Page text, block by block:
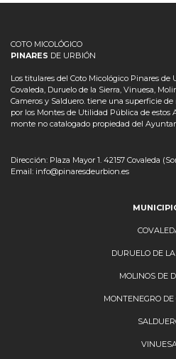
COTO MICOLÓGICO
PINARES DE URBIÓN
Los titulares del Coto Micológico Pinares
Covaleda, Duruelo de la Sierra, Vinuesa,
Cameros y Salduero. tiene una superficie
por los Montes de Utilidad Pública de estos
monte no catalogado propiedad del
Dirección: Plaza Mayor 1. 42157 Covaleda
Email: info@pinaresdeurbion.es
DURUELO DE
MOLINOS DE
MONTENEGRO DE